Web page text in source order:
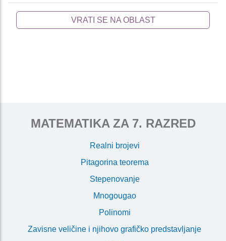
VRATI SE NA OBLAST
MATEMATIKA ZA 7. RAZRED
Realni brojevi
Pitagorina teorema
Stepenovanje
Mnogougao
Polinomi
Zavisne veličine i njihovo grafičko predstavljanje